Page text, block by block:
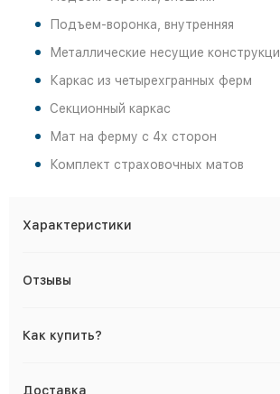
Подъем-воронка, внутренняя
Металлические несущие
Каркас из четырехгранных ферм
Секционный каркас
Мат на ферму с 4х сторон
Комплект страховочных матов
Характеристики
Отзывы
Как купить?
Доставка